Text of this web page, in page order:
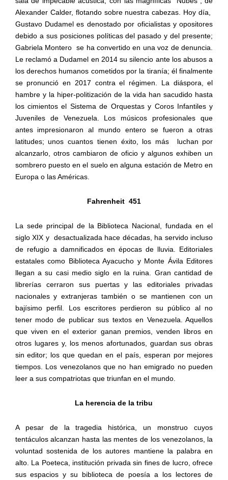
Alexander Calder, flotando sobre nuestra cabezas. Hoy día,
Gustavo Dudamel es denostado por oficialistas y opositores
debido a sus posiciones políticas del pasado y del presente;
Gabriela Montero se ha convertido en una voz de denuncia.
Le reclamó a Dudamel en 2014 su silencio ante los abusos a
los derechos humanos cometidos por la tiranía; él finalmente
se pronunció en 2017 contra el régimen. La diáspora, el
hambre y la hiper-politización de la vida han sacudido hasta
los cimientos el Sistema de Orquestas y Coros Infantiles y
Juveniles de Venezuela. Los músicos profesionales que
antes impresionaron al mundo entero se fueron a otras
latitudes; unos cuantos tienen éxito, los más
luchan por
alcanzarlo, otros cambiaron de oficio y algunos exhiben un
sombrero puesto en el suelo en alguna estación de Metro en
Europa o las Américas.
Fahrenheit 451
La sede principal de la Biblioteca Nacional, fundada en el
siglo XIX y desactualizada hace décadas, ha servido incluso
de refugio a damnificados en épocas de lluvia. Editoriales
estatales como Biblioteca Ayacucho y Monte Ávila Editores
llegan a su casi medio siglo en la ruina. Gran cantidad de
librerías cerraron sus puertas y las editoriales privadas
nacionales y extranjeras también o se mantienen con un
bajísimo perfil. Los escritores perdieron su público al no
tener modo de publicar sus textos en Venezuela. Aquellos
que viven en el exterior ganan premios, venden libros en
otros lugares y, los menos afortunados,
guardan sus obras
sin editor; los que quedan en el país, esperan por mejores
tiempos. Los venezolanos que no han emigrado no pueden
leer a sus compatriotas que triunfan en el mundo.
La herencia de la tribu
A pesar de la tragedia histórica, un monstruo cuyos
tentáculos alcanzan hasta las mentes de los venezolanos, la
voluntad sostenida de los autores mantiene la palabra en
alto. La Poeteca, institución privada sin fines de lucro, ofrece
sus espacios y su biblioteca de poesía a los lectores de